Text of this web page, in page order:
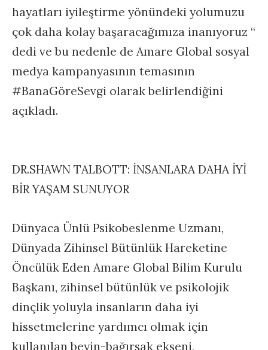
hayatları iyileştirme yönündeki yolumuzu
çok daha kolay başaracağımıza inanıyoruz “
dedi ve bu nedenle de Amare Global sosyal
medya kampanyasının temasının
#BanaGöreSevgi olarak belirlendiğini
açıkladı.
DR.SHAWN TALBOTT: İNSANLARA DAHA İYİ
BİR YAŞAM SUNUYOR
Dünyaca Ünlü Psikobeslenme Uzmanı,
Dünyada Zihinsel Bütünlük Hareketine
Öncülük Eden Amare Global Bilim Kurulu
Başkanı, zihinsel bütünlük ve psikolojik
dinçlik yoluyla insanların daha iyi
hissetmelerine yardımcı olmak için
kullanılan beyin-bağırsak ekseni,